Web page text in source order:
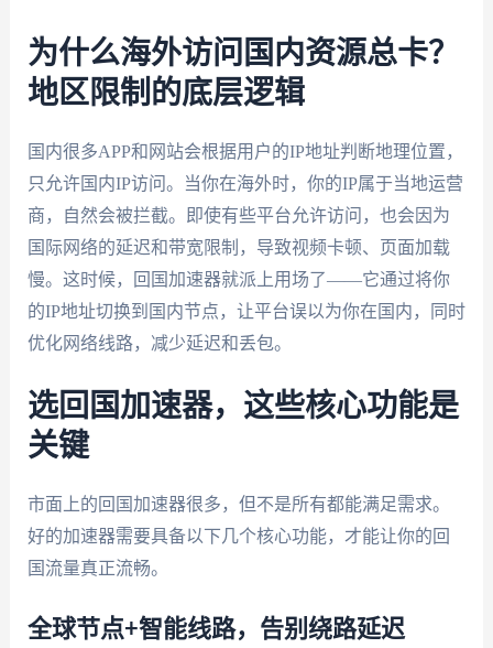
为什么海外访问国内资源总卡？
地区限制的底层逻辑
国内很多APP和网站会根据用户的IP地址判断地理位置，
只允许国内IP访问。当你在海外时，你的IP属于当地运营
商，自然会被拦截。即使有些平台允许访问，也会因为
国际网络的延迟和带宽限制，导致视频卡顿、页面加载
慢。这时候，回国加速器就派上用场了——它通过将你
的IP地址切换到国内节点，让平台误以为你在国内，同时
优化网络线路，减少延迟和丢包。
选回国加速器，这些核心功能是
关键
市面上的回国加速器很多，但不是所有都能满足需求。
好的加速器需要具备以下几个核心功能，才能让你的回
国流量真正流畅。
全球节点+智能线路，告别绕路延迟